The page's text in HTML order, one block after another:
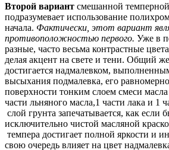
Второй вариант смешанной
подразумевает использование
начала. Фактически, этот вариант
противоположностью первого. Уже в
разные, часто весьма контрастные цвета
делая акцент на свете и тени. Общий
достигается надмалевком,
высыхания подмалевка, его
поверхности тонким слоем смеси
части льняного масла,1 части лака и 1
слой грунта запечатывается, как
исключительно чистой масляной
темпера достигает полной яркости и
свою очередь влияет на цвет